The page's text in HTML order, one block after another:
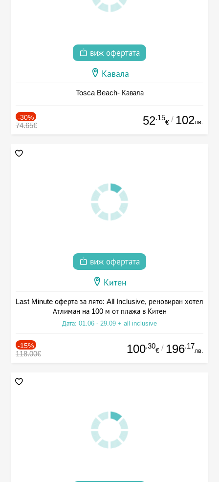
виж офертата
Кавала
Tosca Beach- Кавала
-30%
74.65€ 52.15
€ / 102лв.
виж офертата
Китен
Last Minute оферта за лято: All Inclusive, реновиран хотел
Атлиман на 100 м от плажа в Китен
Дата: 01.06 - 29.09 + all inclusive
-15%
118.00€ 100.30
€ / 196.17
лв.